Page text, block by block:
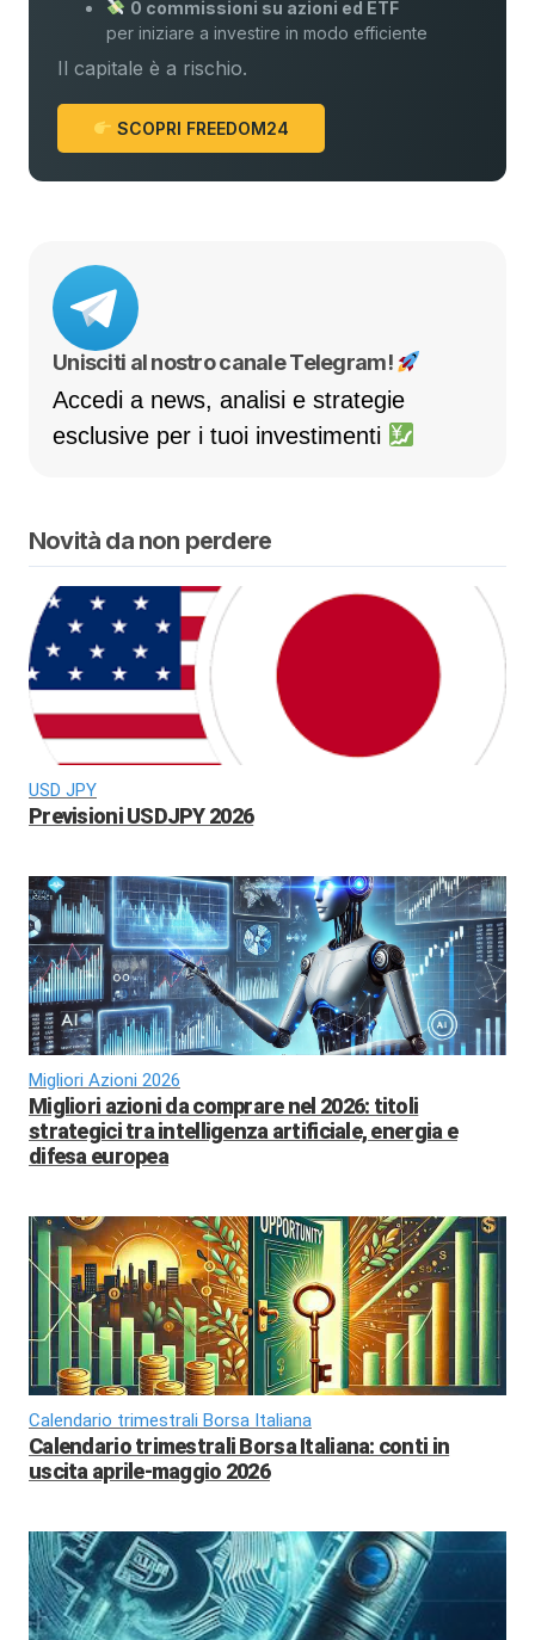
0 commissioni su azioni ed ETF
per iniziare a investire in modo efficiente
Il capitale è a rischio.
SCOPRI FREEDOM24
Unisciti al nostro canale Telegram!
Accedi a news, analisi e strategie
esclusive per i tuoi investimenti
Novità da non perdere
USD JPY
Previsioni USDJPY 2026
Migliori Azioni 2026
Migliori azioni da comprare nel 2026: titoli
strategici tra intelligenza artificiale, energia e
difesa europea
Calendario trimestrali Borsa Italiana
Calendario trimestrali Borsa Italiana: conti in
uscita aprile-maggio 2026